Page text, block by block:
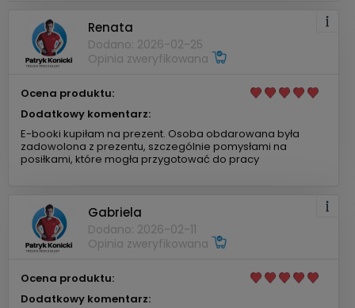
Renata
Dodano: 2026-02-25
Opinia zweryfikowana
Ocena produktu:
Dodatkowy komentarz:
E-booki kupiłam na prezent. Osoba obdarowana była
zadowolona z prezentu, szczególnie pomysłami na
posiłkami, które mogła przygotować do pracy
Gabriela
Dodano: 2026-02-11
Opinia zweryfikowana
Ocena produktu:
Dodatkowy komentarz: